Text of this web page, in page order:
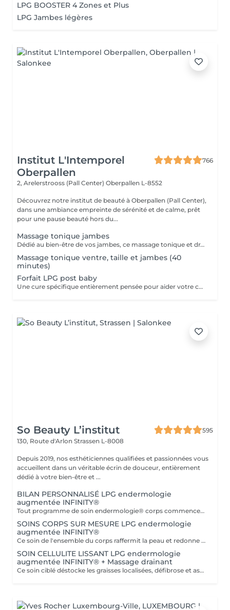
LPG BOOSTER 4 Zones et Plus
LPG Jambes légères
Institut L'Intemporel
Oberpallen
766
2, Arelerstrooss (Pall Center) Oberpallen L-8552
Découvrez notre institut de beauté à Oberpallen (Pall Center),
dans une ambiance empreinte de sérénité et de calme, prêt
pour une pause beauté hors du...
Massage tonique jambes
Dédié au bien-être de vos jambes, ce massage tonique et drainant vous procure une délicieuse sensation de légèreté.
Massage tonique ventre, taille et jambes (40
minutes)
Forfait LPG post baby
Une cure spécifique entièrement pensée pour aider votre corps a retrouver énergie et fermeté. 10 séances + 2 gratuites
So Beauty L’institut
595
130, Route d'Arlon Strassen L-8008
Depuis 2019, nos esthéticiennes qualifiées et passionnées vous
accueillent dans un véritable écrin de douceur, entièrement
dédié à votre bien-être et ...
BILAN PERSONNALISÉ LPG endermologie
augmentée INFINITY®
Tout programme de soin endermologie® corps commence par un bilan ultra-précis, avec l'application professionnelle ENDERMOLINK. Il se déroule en trois étapes clés : 1. Décryptage de votre mode de vie. 2. Analyse de votre peau. 3. Création de votre programme sur-mesure.
SOINS CORPS SUR MESURE LPG endermologie
augmentée INFINITY®
Ce soin de l'ensemble du corps raffermit la peau et redonne du galbe aux courbes pour retrouver une silhouette resculptée et plus ferme tout en procurant un grand moment de bien-être. DESTOCKE les graisses Grâce à la nouvelle tête de traitement brevetée Alliance, endermologie® permet de cibler et d'affiner les zones rebelles à lexercice et à l'hygiène alimentaire (bras, dos, ventre, taille, cuisses..) tout en s'adaptant précisément aux besoins de chaque peau. LISSE la cellulite La cellulite, qui touche 90 % des femmes même les plus minces et les plus sportives, résulte à la fois dun stockage de graisses dans les adipocytes (cellules graisseuses) et dune rétention d'eau tout autour. RAFFERMIT la peau Variations de poids, grossesses, temps qui passe la peau perd progressivement de sa tonicité et de sa souplesse. Même si ce relâchement cutané concerne tout le corps, certaines zones y sont plus sensibles : intérieur des cuisses, ventre, bras, etc
SOIN CELLULITE LISSANT LPG endermologie
augmentée INFINITY® + Massage drainant
Ce soin ciblé déstocke les graisses localisées, défibrose et assouplit les tissus pour traiter efficacement la cellulite adipeuse et fibreuse tout en procurant un grand moment de bien-être. 40 minutes LPG + 10 minutes de massage drainant/amincissant sur l'avant des jambes.